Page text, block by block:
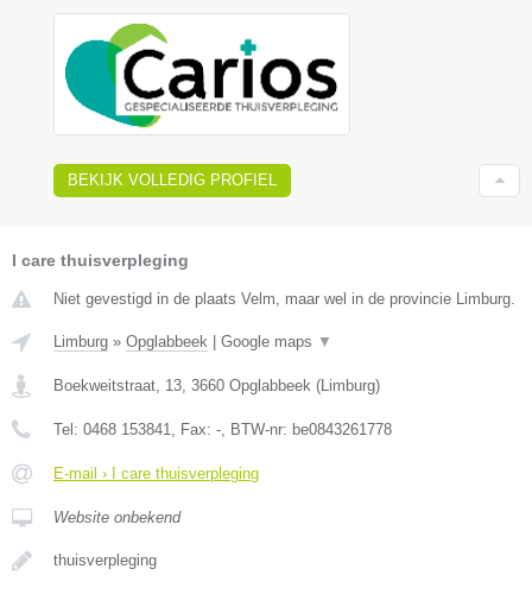
BEKIJK VOLLEDIG PROFIEL
I care thuisverpleging
Niet gevestigd in de plaats Velm, maar wel in de provincie Limburg.
Limburg » Opglabbeek Google maps ▼
Boekweitstraat, 13, 3660 Opglabbeek (Limburg)
Tel: 0468 153841, Fax: -, BTW-nr: be0843261778
E-mail › I care thuisverpleging
Website onbekend
thuisverpleging